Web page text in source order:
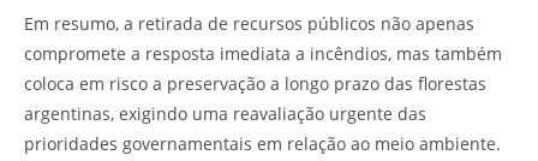
Em resumo, a retirada de recursos públicos não apenas
compromete a resposta imediata a incêndios, mas também
coloca em risco a preservação a longo prazo das florestas
argentinas, exigindo uma reavaliação urgente das
prioridades governamentais em relação ao meio ambiente.